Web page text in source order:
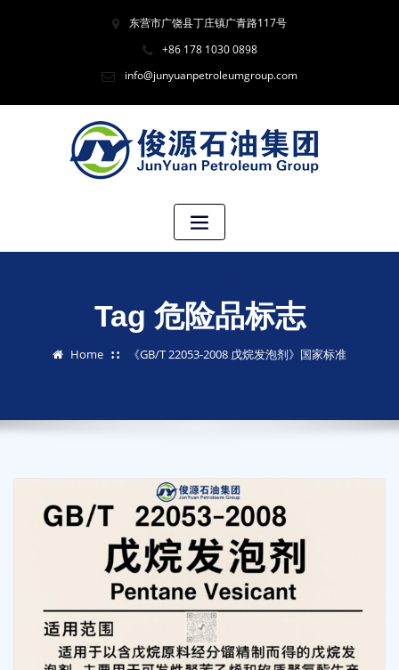
东营市广饶县丁庄镇广青路117号
+86 178 1030 0898
info@junyuanpetroleumgroup.com
Tag 危险品标志
Home 《GB/T 22053-2008 戊烷发泡剂》国家标准